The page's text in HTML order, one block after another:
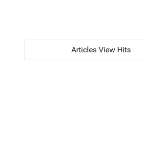
Articles View Hits